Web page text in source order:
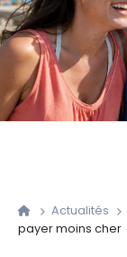
Actualités
payer moins cher